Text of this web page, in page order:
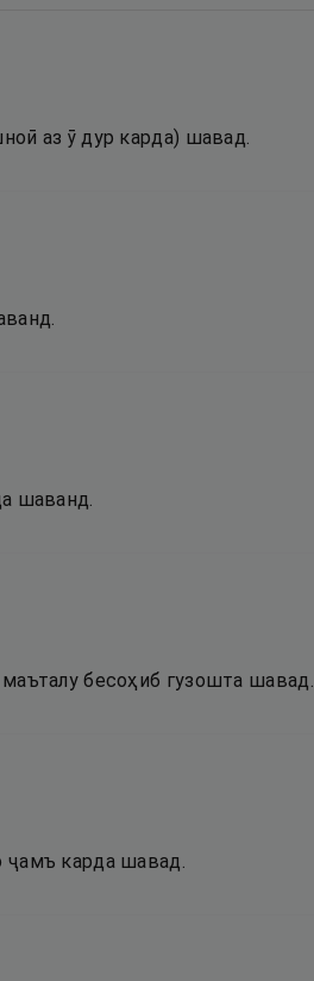
аз ӯ дур карда) шавад.
шаванд.
бесоҳиб гузошта шавад.
ҷамъ карда шавад.